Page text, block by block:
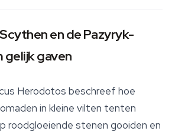
en de Pazyryk-
gelijk gaven
Herodotos beschreef hoe
in kleine vilten tenten
roodgloeiende stenen gooiden en